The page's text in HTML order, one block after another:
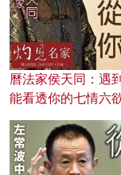
曆法家侯天同：遇
能看透你的七情六